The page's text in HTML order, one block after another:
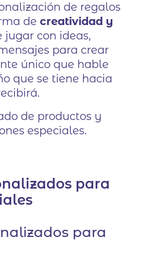
de regalos
de creatividad y
jugar con ideas,
para crear
único que hable
que se tiene hacia
de productos y
especiales.
para
para